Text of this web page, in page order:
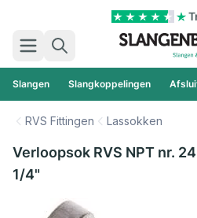
Zoek
Slangen Slangkoppelingen
RVS Fittingen Lassokken
Verloopsok RVS NPT nr.
1/4"